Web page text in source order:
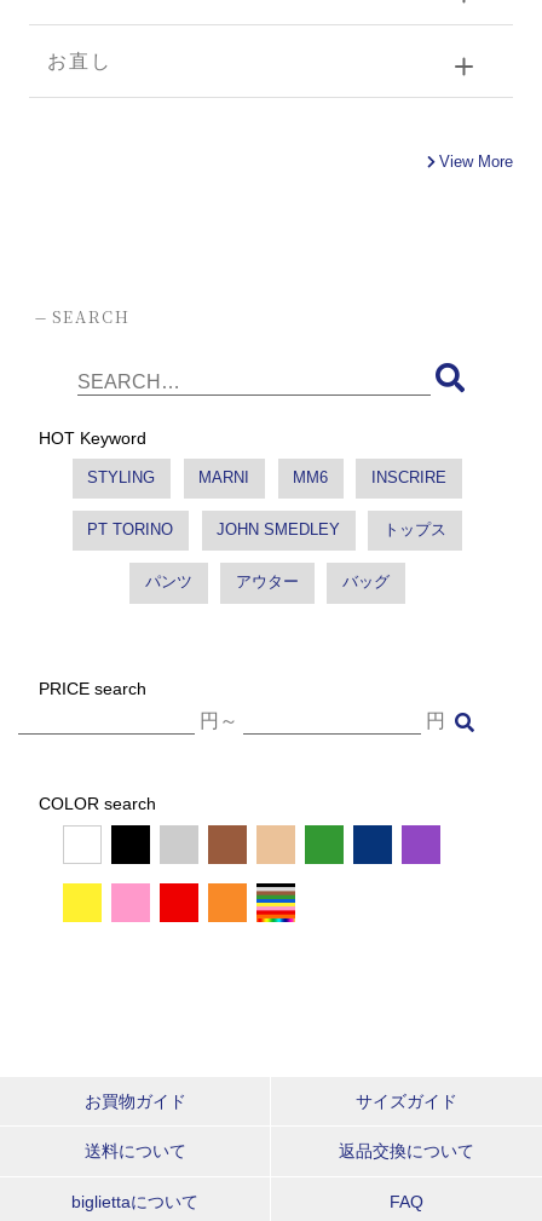
お直し
View More
-SEARCH
HOT Keyword
STYLING MARNI MM6 INSCRIRE
PT TORINO JOHN SMEDLEY トップス
パンツ アウター バッグ
PRICE search
円～ 円
COLOR search
お買物ガイド サイズガイド
送料について 返品交換について
bigliettaについて FAQ